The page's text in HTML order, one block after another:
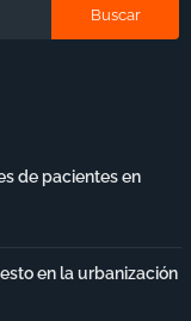
de pacientes en
en la urbanización